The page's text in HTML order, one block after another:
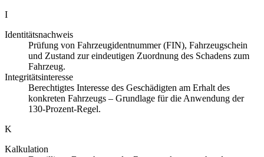
I
Identitätsnachweis
Prüfung von Fahrzeugidentnummer (FIN), Fahrzeugschein
und Zustand zur eindeutigen Zuordnung des Schadens zum
Fahrzeug.
Integritätsinteresse
Berechtigtes Interesse des Geschädigten am Erhalt des
konkreten Fahrzeugs – Grundlage für die Anwendung der
130-Prozent-Regel.
K
Kalkulation